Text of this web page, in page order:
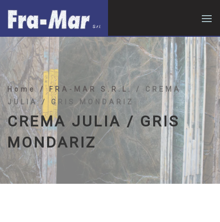
Home / FRA-MAR S.R.L. / CREMA
JULIA / GRIS MONDARIZ
CREMA JULIA / GRIS
MONDARIZ